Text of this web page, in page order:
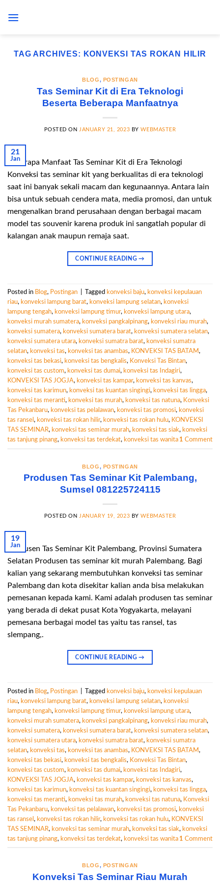
TAG ARCHIVES: KONVEKSI TAS ROKAN HILIR
BLOG, POSTINGAN
Tas Seminar Kit di Era Teknologi
Beserta Beberapa Manfaatnya
POSTED ON JANUARY 21, 2023 BYWEBMASTER
21
Jan
Beberapa Manfaat Tas Seminar Kit di Era Teknologi
Konveksi tas seminar kit yang berkualitas di era teknologi
saat ini banyak sekali macam dan kegunaannya. Antara lain
bisa untuk sebuah cendera mata, media promosi, dan untuk
mengenalkan brand perusahaan dengan berbagai macam
model tas souvenir karena produk ini sangatlah popular di
kalangan anak maupun remaja saat.
CONTINUE READING→
Posted in Blog, Postingan Tagged konveksi baju, konveksi kepulauan
riau, konveksi lampung barat, konveksi lampung selatan, konveksi
lampung tengah, konveksi lampung timur, konveksi lampung utara,
konveksi murah sumatera, konveksi pangkalpinang, konveksi riau murah,
konveksi sumatera, konveksi sumatera barat, konveksi sumatera selatan,
konveksi sumatera utara, konveksi sumatra barat, konveksi sumatra
selatan, konveksi tas, konveksi tas anambas, KONVEKSI TAS BATAM,
konveksi tas bekasi, konveksi tas bengkalis, Konveksi Tas Bintan,
konveksi tas custom, konveksi tas dumai, konveksi tas Indagiri,
KONVEKSI TAS JOGJA, konveksi tas kampar, konveksi tas kanvas,
konveksi tas karimun, konveksi tas kuantan singingi, konveksi tas lingga,
konveksi tas meranti, konveksi tas murah, konveksi tas natuna, Konveksi
Tas Pekanbaru, konveksi tas pelalawan, konveksi tas promosi, konveksi
tas ransel , konveksi tas rokan hilir, konveksi tas rokan hulu, KONVEKSI
TAS SEMINAR, konveksi tas seminar murah, konveksi tas siak, konveksi
tas tanjung pinang, konveksi tas terdekat, konveksi tas wanita 1 Comment
BLOG, POSTINGAN
Produsen Tas Seminar Kit Palembang,
Sumsel 081225724115
POSTED ONJANUARY 19, 2023 BYWEBMASTER
19
Jan
Produsen Tas Seminar Kit Palembang, Provinsi Sumatera
Selatan Produsen tas seminar kit murah Palembang. Bagi
kalian yang sekarang membutuhkan konveksi tas seminar
Palembang dan kota disekitar kalian anda bisa melakukan
pemesanan kepada kami. Kami adalah produsen tas seminar
yang berada di dekat pusat Kota Yogyakarta, melayani
pemesana berbagai model tas yaitu tas ransel, tas
slempang,.
CONTINUE READING→
Posted in Blog, Postingan Tagged konveksi baju, konveksi kepulauan
riau, konveksi lampung barat, konveksi lampung selatan, konveksi
lampung tengah, konveksi lampung timur, konveksi lampung utara,
konveksi murah sumatera, konveksi pangkalpinang, konveksi riau murah,
konveksi sumatera, konveksi sumatera barat, konveksi sumatera selatan,
konveksi sumatera utara, konveksi sumatra barat, konveksi sumatra
selatan, konveksi tas, konveksi tas anambas, KONVEKSI TAS BATAM,
konveksi tas bekasi, konveksi tas bengkalis, Konveksi Tas Bintan,
konveksi tas custom, konveksi tas dumai, konveksi tas Indagiri,
KONVEKSI TAS JOGJA, konveksi tas kampar, konveksi tas kanvas,
konveksi tas karimun, konveksi tas kuantan singingi, konveksi tas lingga,
konveksi tas meranti, konveksi tas murah, konveksi tas natuna, Konveksi
Tas Pekanbaru, konveksi tas pelalawan, konveksi tas promosi, konveksi
tas ransel , konveksi tas rokan hilir, konveksi tas rokan hulu, KONVEKSI
TAS SEMINAR, konveksi tas seminar murah, konveksi tas siak, konveksi
tas tanjung pinang, konveksi tas terdekat, konveksi tas wanita 1 Comment
BLOG, POSTINGAN
Konveksi Tas Seminar Riau Murah